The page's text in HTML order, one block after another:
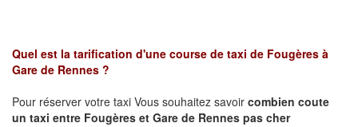
Quel est la tarification d'une course de taxi de Fougères à
Gare de Rennes ?
Pour réserver votre taxi Vous souhaitez savoir combien coute
un taxi entre Fougères et Gare de Rennes pas cher